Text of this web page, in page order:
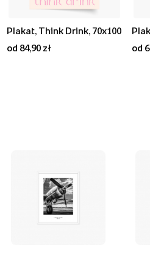
Plakat, Think Drink, 70x100
od 84,90 zł
od